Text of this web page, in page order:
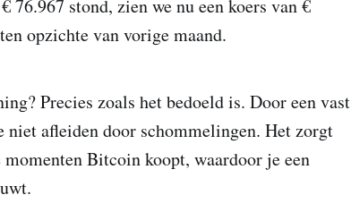
76.967 stond, zien we nu een koers van €
opzichte van vorige maand.
Precies zoals het bedoeld is. Door een vast
afleiden door schommelingen. Het zorgt
Bitcoin koopt, waardoor je een